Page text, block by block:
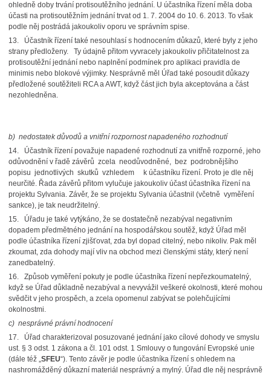
ohledně doby trvání protisoutěžního jednání. U účastníka řízení měla doba
účasti na protisoutěžním jednání trvat od 1. 7. 2004 do 10. 6. 2013. To však
podle něj postrádá jakoukoliv oporu ve správním spise.
13. Účastník řízení také nesouhlasí s hodnocením důkazů, které byly z jeho
strany předloženy. Ty údajně přitom vyvracely jakoukoliv přičitatelnost za
protisoutěžní jednání nebo naplnění podmínek pro aplikaci pravidla de
minimis nebo blokové výjimky. Nesprávně měl Úřad také posoudit důkazy
předložené soutěžiteli RCA a AWT, když část jich byla akceptována a část
nezohledněna.
b) nedostatek důvodů a vnitřní rozpornost napadeného rozhodnutí
14. Účastník řízení považuje napadené rozhodnutí za vnitřně rozporné, jeho
odůvodnění v řadě závěrů zcela neodůvodněné, bez podrobnějšího
popisu jednotlivých skutků vzhledem k účastníku řízení. Proto je dle něj
neurčité. Řada závěrů přitom vylučuje jakoukoliv účast účastníka řízení na
projektu Sylvania. Závěr, že se projektu Sylvania účastnil (včetně vyměření
sankce), je tak neudržitelný.
15. Úřadu je také vytýkáno, že se dostatečně nezabýval negativním
dopadem předmětného jednání na hospodářskou soutěž, když Úřad měl
podle účastníka řízení zjišťovat, zda byl dopad citelný, nebo nikoliv. Pak měl
zkoumat, zda dohody mají vliv na obchod mezi členskými státy, který není
zanedbatelný.
16. Způsob vyměření pokuty je podle účastníka řízení nepřezkoumatelný,
když se Úřad důkladně nezabýval a nevyvážil veškeré okolnosti, které mohou
svědčit v jeho prospěch, a zcela opomenul zabývat se polehčujícími
okolnostmi.
c) nesprávné právní hodnocení
17. Úřad charakterizoval posuzované jednání jako cílové dohody ve smyslu
ust. § 3 odst. 1 zákona a čl. 101 odst. 1 Smlouvy o fungování Evropské unie
(dále též „SFEU“). Tento závěr je podle účastníka řízení s ohledem na
nashromážděný důkazní materiál nesprávný a mylný. Úřad dle něj nesprávně